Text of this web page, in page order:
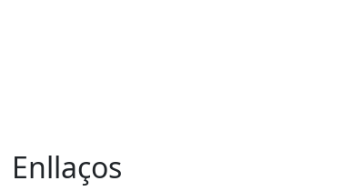
Enllaços